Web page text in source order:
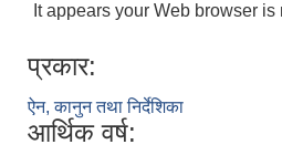
It appears your Web browser
प्रकार:
ऐन, कानुन तथा निर्देशिका
आर्थिक वर्ष: